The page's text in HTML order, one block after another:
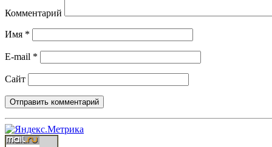
Комментарий
Имя *
E-mail *
Сайт